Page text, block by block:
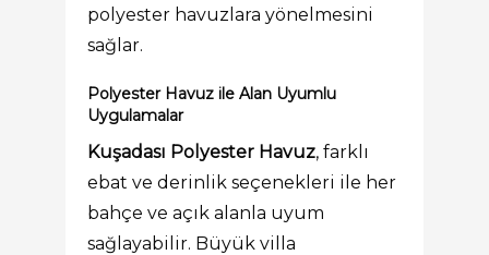
polyester havuzlara yönelmesini
sağlar.
Polyester Havuz ile Alan Uyumlu
Uygulamalar
Kuşadası Polyester Havuz, farklı
ebat ve derinlik seçenekleri ile her
bahçe ve açık alanla uyum
sağlayabilir. Büyük villa